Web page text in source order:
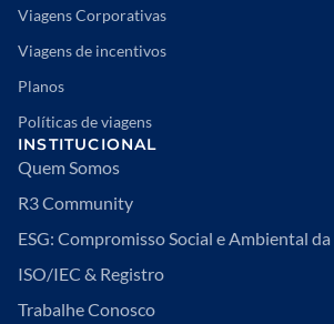
Viagens Corporativas
Viagens de incentivos
Planos
Políticas de viagens
INSTITUCIONAL
Quem Somos
R3 Community
ESG: Compromisso Social e Ambiental
ISO/IEC & Registro
Trabalhe Conosco